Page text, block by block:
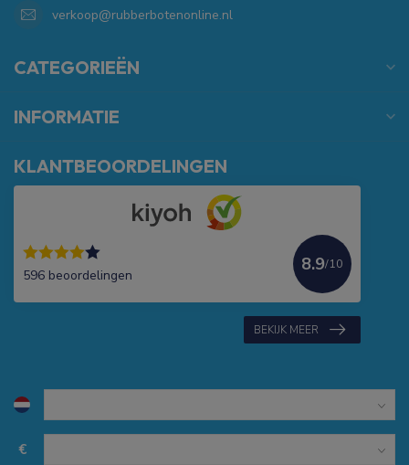
verkoop@rubberbotenonline.nl
CATEGORIEËN
INFORMATIE
KLANTBEOORDELINGEN
596 beoordelingen
8.9/10
BEKIJK MEER
€